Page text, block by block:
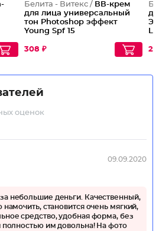
Белита - Витекс / ВВ-крем
для лица универсальный
тон Photoshop эффект
Young Spf 15
308 ₽
оценок
09.09.2020
небольшие деньги. Качественный,
намочить, становится очень мягкий,
средство, удобная форма, без
полностью им довольна! На фото